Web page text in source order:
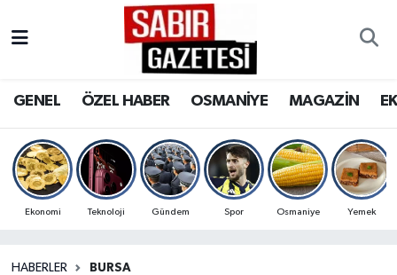
GENEL ÖZEL HABER OSMANİYE MAGAZİN
Ekonomi Teknoloji Gündem Spor Osmaniye Yemek
HABERLER BURSA
OSMANİYE
MAGAZİN
Osmaniye Nöbetçi Eczaneler
Osmaniye Trafik Yoğunluk Haritası
Süper Lig Puan Durumu ve Fikstür